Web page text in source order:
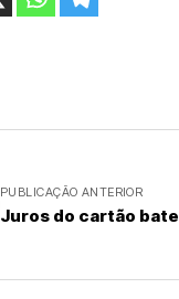
PUBLICAÇÃO ANTERIOR
Juros do cartão